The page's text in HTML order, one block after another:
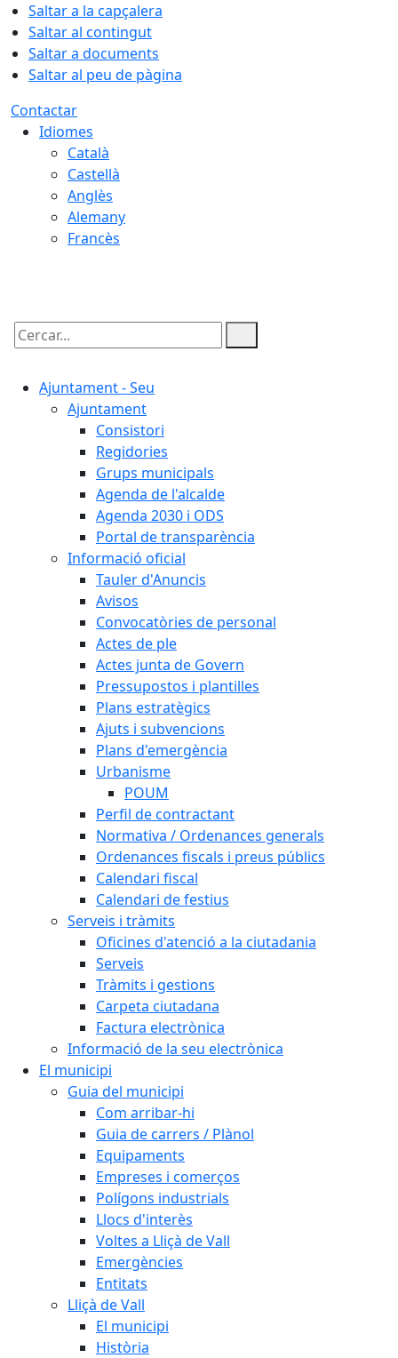
Saltar a la capçalera
Saltar al contingut
Saltar a documents
Saltar al peu de pàgina
Contactar
Idiomes
Català
Castellà
Anglès
Alemany
Francès
Cercar:
Ajuntament - Seu
Ajuntament
Consistori
Regidories
Grups municipals
Agenda de l'alcalde
Agenda 2030 i ODS
Portal de transparència
Informació oficial
Tauler d'Anuncis
Avisos
Convocatòries de personal
Actes de ple
Actes junta de Govern
Pressupostos i plantilles
Plans estratègics
Ajuts i subvencions
Plans d'emergència
Urbanisme
POUM
Perfil de contractant
Normativa / Ordenances generals
Ordenances fiscals i preus públics
Calendari fiscal
Calendari de festius
Serveis i tràmits
Oficines d'atenció a la ciutadania
Serveis
Tràmits i gestions
Carpeta ciutadana
Factura electrònica
Informació de la seu electrònica
El municipi
Guia del municipi
Com arribar-hi
Guia de carrers / Plànol
Equipaments
Empreses i comerços
Polígons industrials
Llocs d'interès
Voltes a Lliçà de Vall
Emergències
Entitats
Lliçà de Vall
El municipi
Història